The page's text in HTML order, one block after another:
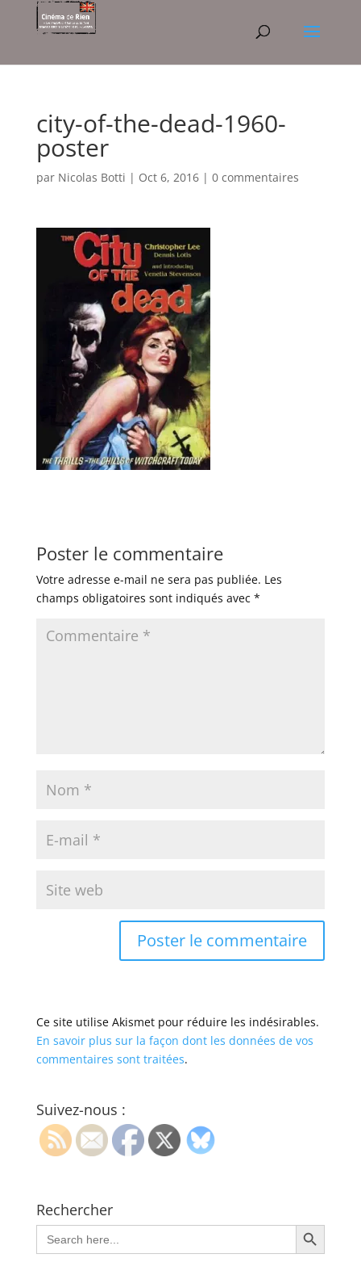
city-of-the-dead-1960-
poster
par Nicolas Botti | Oct 6, 2016| 0 commentaires
Poster le commentaire
Votre adresse e-mail ne sera pas publiée. Les
champs obligatoires sont indiqués avec *
Ce site utilise Akismet pour réduire les indésirables.
En savoir plus sur la façon dont les données de vos
commentaires sont traitées.
Suivez-nous :
Rechercher
Search
for:
Search Button